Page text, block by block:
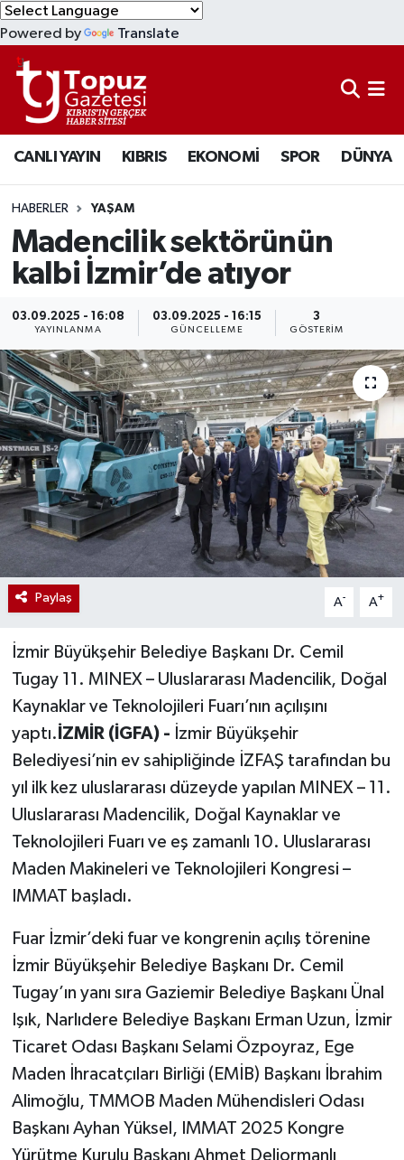
Powered by Translate
CANLI YAYIN KIBRIS EKONOMİ SPOR DÜNYA
HABERLER YAŞAM
Madencilik sektörünün
kalbi İzmir’de atıyor
03.09.2025 - 16:08
YAYINLANMA
03.09.2025 - 16:15
GÜNCELLEME
3
GÖSTERIM
Paylaş A- A+
İzmir Büyükşehir Belediye Başkanı Dr. Cemil
Tugay 11. MINEX – Uluslararası Madencilik, Doğal
Kaynaklar ve Teknolojileri Fuarı’nın açılışını
yaptı. İZMİR (İGFA) - İzmir Büyükşehir
Belediyesi’nin ev sahipliğinde İZFAŞ tarafından bu
yıl ilk kez uluslararası düzeyde yapılan MINEX – 11.
Uluslararası Madencilik, Doğal Kaynaklar ve
Teknolojileri Fuarı ve eş zamanlı 10. Uluslararası
Maden Makineleri ve Teknolojileri Kongresi –
IMMAT başladı.
Fuar İzmir’deki fuar ve kongrenin açılış törenine
İzmir Büyükşehir Belediye Başkanı Dr. Cemil
Tugay’ın yanı sıra Gaziemir Belediye Başkanı Ünal
Işık, Narlıdere Belediye Başkanı Erman Uzun, İzmir
Ticaret Odası Başkanı Selami Özpoyraz, Ege
Maden İhracatçıları Birliği (EMİB) Başkanı İbrahim
Alimoğlu, TMMOB Maden Mühendisleri Odası
Başkanı Ayhan Yüksel, IMMAT 2025 Kongre
Yürütme Kurulu Başkanı Ahmet Deliormanlı
KIBRIS
DÜNYA
EKONOMİ
MAGAZİN
SAĞLIK
TÜRKİYE
Lefkoşa Nöbetçi Eczaneler
Lefkoşa Hava Durumu
Lefkoşa Trafik Yoğunluk Haritası
Süper Lig Puan Durumu ve Fikstür
Tüm Manşetler